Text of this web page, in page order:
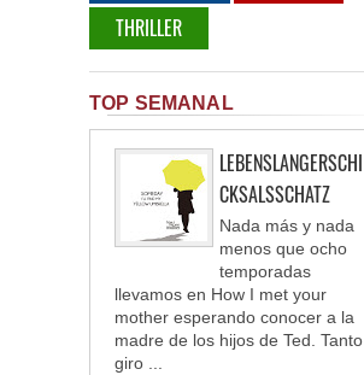
THRILLER
TOP SEMANAL
LEBENSLANGERSCHI
CKSALSSCHATZ
Nada más y nada
menos que ocho
temporadas
llevamos en How I met your
mother esperando conocer a la
madre de los hijos de Ted. Tanto
giro ...